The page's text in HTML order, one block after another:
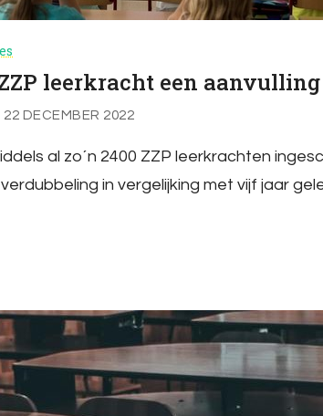
leerkracht een
22 DECEMBER 2022
al zo´n 2400 ZZP leerkrachten
in vergelijking met vijf jaar